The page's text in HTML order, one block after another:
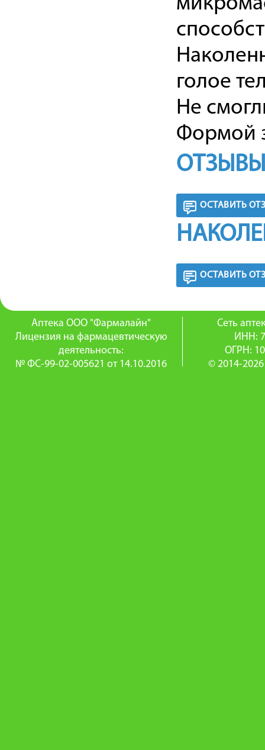
голое
Не
Формой
ОСТАВИТЬ
ОСТАВИТЬ
Аптека ООО "Фармалайн"
Лицензия на фармацевтическую
деятельность:
№ ФС-99-02-005621 от 14.10.2016
Сеть
ИНН:
ОГРН:
© 2014-